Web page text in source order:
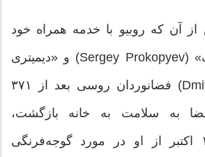
آن که روبیو با خدمه همراه خود
«سرگئی پروکوپیف» (Sergey Prokopyev) و «دیمیتری
پتلین» (Dmitri Petelin) فضانوردان روسی بعد از ۳۷۱
به سلامت به خانه بازگشت،
خبرنگاران روز ۱۳ اکتبر از او در مورد گوجه‌فرنگی